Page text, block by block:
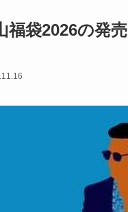
福袋2026の発